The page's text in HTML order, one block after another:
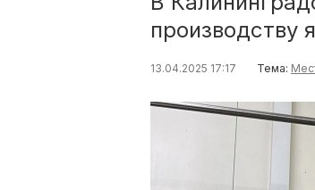
производству
13.04.2025 17:17 Тема: